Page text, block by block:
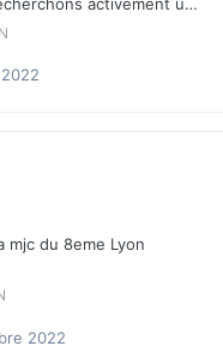
à fins de
et évolution de
de notre magazine :
mjc du 8eme Lyon
2022